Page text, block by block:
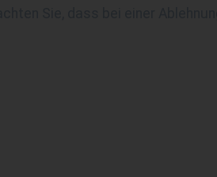
Sie, dass bei einer